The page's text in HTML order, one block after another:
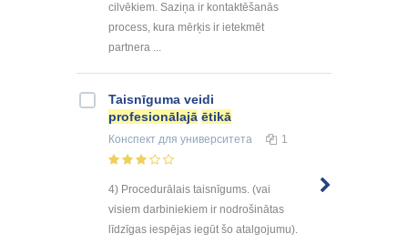
cilvēkiem. Saziņa ir kontaktēšanās
process, kura mērķis ir ietekmēt
partnera ...
Taisnīguma veidi
profesionālajā ētikā
Конспект для университета 1
4) Procedurālais taisnīgums. (vai
visiem darbiniekiem ir nodrošinātas
līdzīgas iespējas iegūt šo atalgojumu).